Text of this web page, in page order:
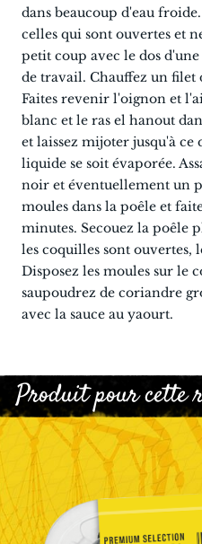
dans beaucoup d'eau froide.
celles qui sont ouvertes et
petit coup avec le dos
de travail. Chauffez un filet
Faites revenir l'oignon et
blanc et le ras el hanout
et laissez mijoter jusqu'à
liquide se soit évaporée.
noir et éventuellement un
moules dans la poêle et
minutes. Secouez la poêle
les coquilles sont ouvertes,
Disposez les moules sur le
saupoudrez de coriandre
avec la sauce au yaourt.
Produit pour cette